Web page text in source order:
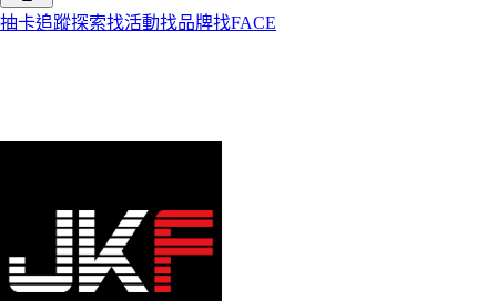
抽卡追蹤探索找活動找品牌找FACE